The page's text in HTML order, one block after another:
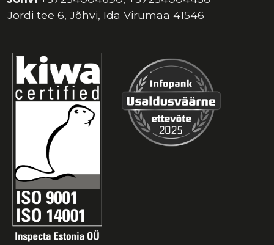
Jordi tee 6, Jõhvi, Ida Virumaa 41546